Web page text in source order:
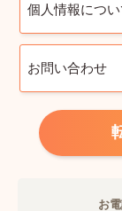
個人情報につい
お問い合わせ
お